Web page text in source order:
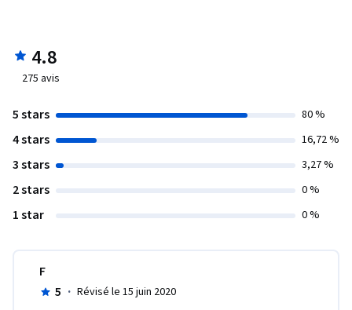
4.8
275 avis
5 stars 80 %
4 stars 16,72 %
3 stars 3,27 %
2 stars 0 %
1 star 0 %
F
5 · Révisé le 15 juin 2020